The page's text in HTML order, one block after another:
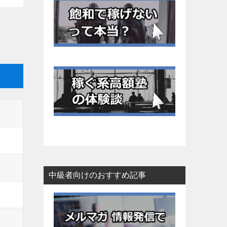
中級者向けのおすすめ記事